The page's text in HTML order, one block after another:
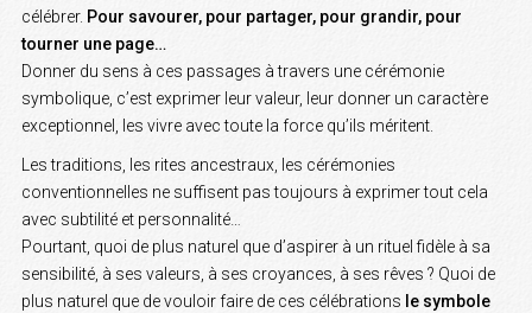
célébrer. Pour savourer, pour partager, pour grandir, pour
tourner une page…
Donner du sens à ces passages à travers une cérémonie
symbolique, c’est exprimer leur valeur, leur donner un caractère
exceptionnel, les vivre avec toute la force qu’ils méritent.
Les traditions, les rites ancestraux, les cérémonies
conventionnelles ne suffisent pas toujours à exprimer tout cela
avec subtilité et personnalité…
Pourtant, quoi de plus naturel que d’aspirer à un rituel fidèle à sa
sensibilité, à ses valeurs, à ses croyances, à ses rêves ? Quoi de
plus naturel que de vouloir faire de ces célébrations le symbole